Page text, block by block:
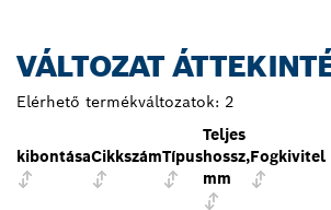
VÁLTOZAT
Elérhető termékváltozatok: 2
kibontásaCikkszámTípus
Teljes
hossz,
mm
Fogkivitel